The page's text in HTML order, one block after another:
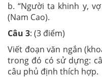
b. “Người ta khinh y,
(Nam Cao).
Câu 3: (3 điểm)
Viết đoạn văn ngắn
trong đó có sử dựng:
câu phủ định thích hợp.